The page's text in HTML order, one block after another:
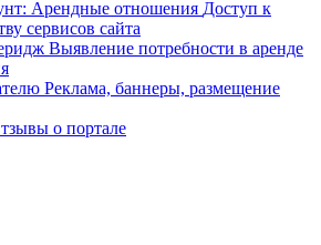
Арендные отношения Доступ к
сервисов сайта
Выявление потребности в аренде
Реклама, баннеры, размещение
о портале